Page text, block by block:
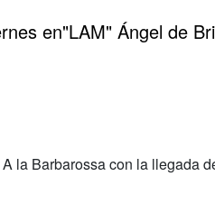
en"LAM" Ángel de